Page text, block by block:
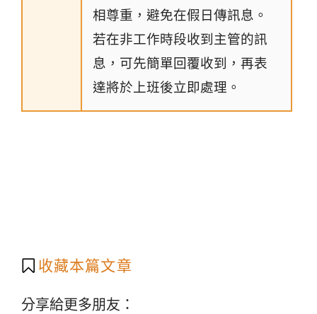
相尊重，避免在假日傳訊息。
若在非工作時段收到主管的訊
息，可先簡單回覆收到，再表
達將於上班後立即處理。
收藏本篇文章
分享給更多朋友：